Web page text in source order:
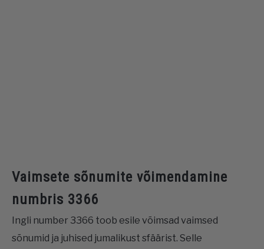
Vaimsete sõnumite võimendamine
numbris 3366
Ingli number 3366 toob esile võimsad vaimsed
sõnumid ja juhised jumalikust sfäärist. Selle